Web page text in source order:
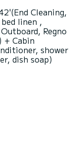
Cleaning,
linen ,
Regno
Cabin
shower
dish soap)